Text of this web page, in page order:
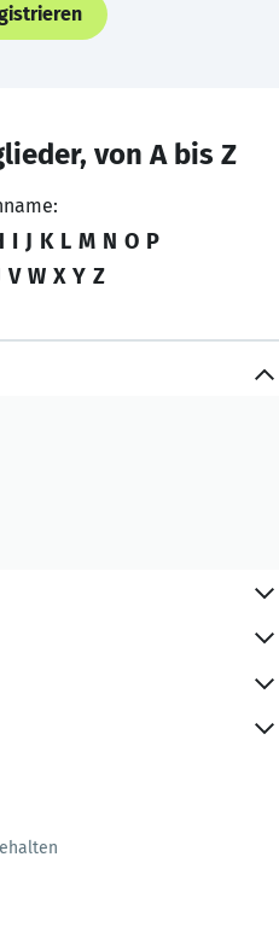
von A bis Z
I J K L M N O P
V W X Y Z